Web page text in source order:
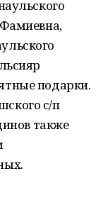
подарки.
с/п
также